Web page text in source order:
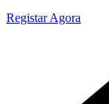
Registar Agora